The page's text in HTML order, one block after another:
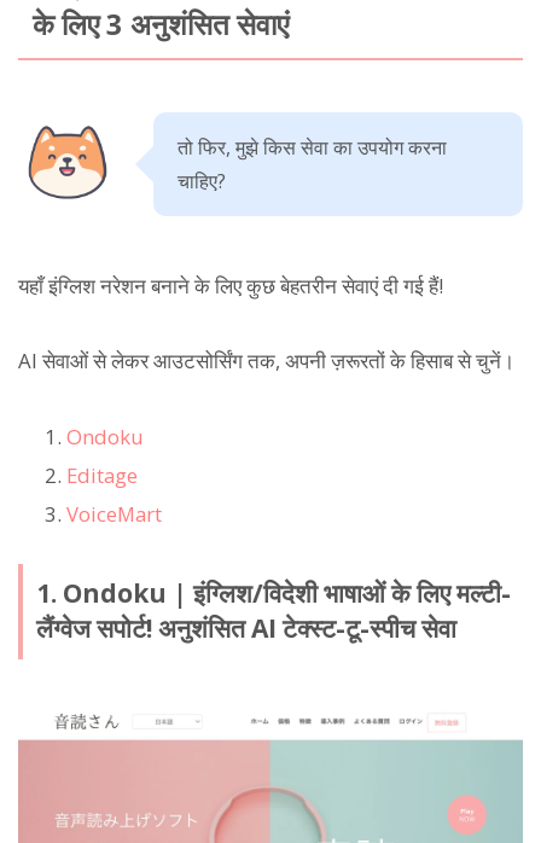
के लिए 3 अनुशंसित सेवाएं
तो फिर, मुझे किस सेवा का उपयोग करना
चाहिए?
यहाँ इंग्लिश नरेशन बनाने के लिए कुछ बेहतरीन सेवाएं दी गई हैं!
AI सेवाओं से लेकर आउटसोर्सिंग तक, अपनी ज़रूरतों के हिसाब से चुनें।
Ondoku
Editage
VoiceMart
1. Ondoku | इंग्लिश/विदेशी भाषाओं के लिए मल्टी-
लैंग्वेज सपोर्ट! अनुशंसित AI टेक्स्ट-टू-स्पीच सेवा